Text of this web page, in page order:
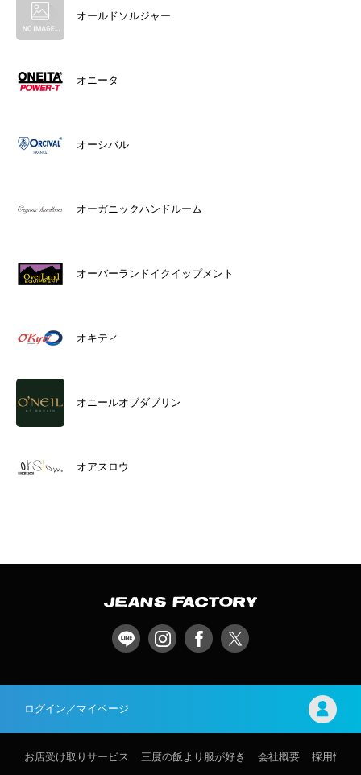
オールドソルジャー
オニータ
オーシバル
オーガニックハンドルーム
オーバーランドイクイップメント
オキティ
オニールオブダブリン
オアスロウ
ログイン／マイページ
お店受け取りサービス 三度の飯より服が好き 会社概要 採用情報